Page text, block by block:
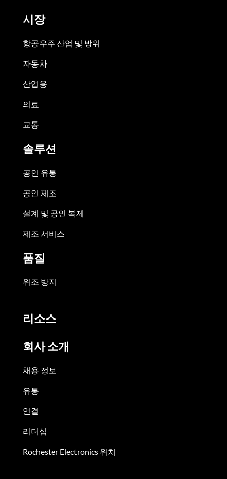
시장
항공우주 산업 및 방위
자동차
산업용
의료
교통
솔루션
공인 유통
공인 제조
설계 및 공인 복제
제조 서비스
품질
위조 방지
리소스
회사 소개
채용 정보
유통
연결
리더십
Rochester Electronics 위치